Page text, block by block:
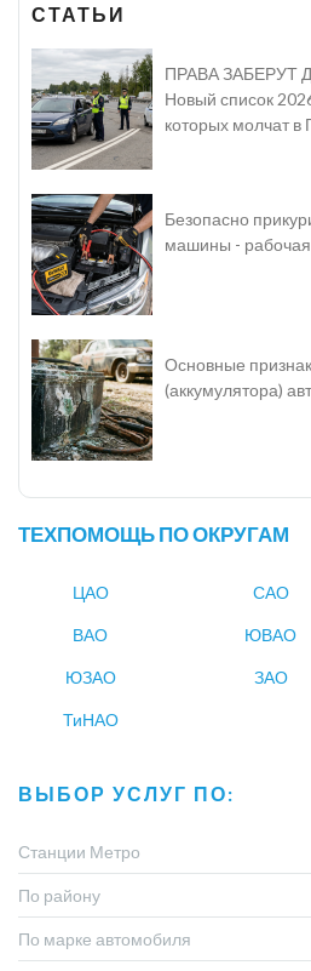
СТАТЬИ
ПРАВА ЗАБЕРУТ
Новый список
которых молчат в
Безопасно
машины -
Основные
(аккумулятора)
ТЕХПОМОЩЬ ПО ОКРУГАМ
ЦАО САО
ВАО ЮВАО
ЮЗАО ЗАО
ТиНАО
ВЫБОР УСЛУГ ПО:
Станции Метро
По району
По марке автомобиля